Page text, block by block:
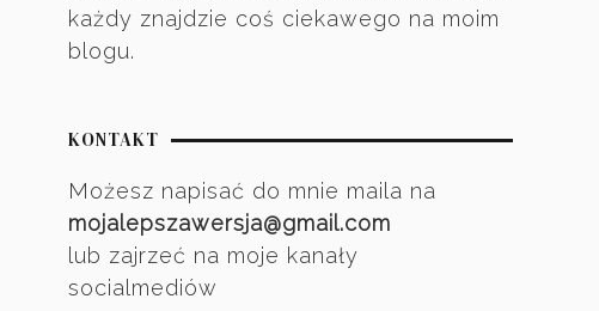
każdy znajdzie coś ciekawego na moim
blogu.
KONTAKT
Możesz napisać do mnie maila na
mojalepszawersja@gmail.com
lub zajrzeć na moje kanały
socialmediów